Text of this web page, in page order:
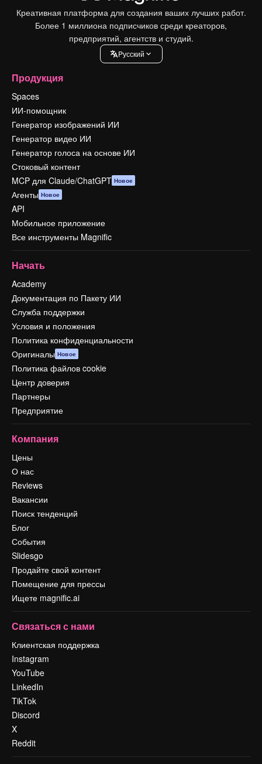
Креативная платформа для создания ваших лучших работ.
Более 1 миллиона подписчиков среди креаторов,
предприятий, агентств и студий.
Pусский
Продукция
Spaces
ИИ-помощник
Генератор изображений ИИ
Генератор видео ИИ
Генератор голоса на основе ИИ
Стоковый контент
MCP для Claude/ChatGPT Новое
Агенты Новое
API
Мобильное приложение
Все инструменты Magnific
Начать
Academy
Документация по Пакету ИИ
Служба поддержки
Условия и положения
Политика конфиденциальности
Оригиналы Новое
Политика файлов cookie
Центр доверия
Партнеры
Предприятие
Компания
Цены
О нас
Reviews
Вакансии
Поиск тенденций
Блог
События
Slidesgo
Продайте свой контент
Помещение для прессы
Ищете magnific.ai
Связаться с нами
Клиентская поддержка
Instagram
YouTube
LinkedIn
TikTok
Discord
X
Reddit